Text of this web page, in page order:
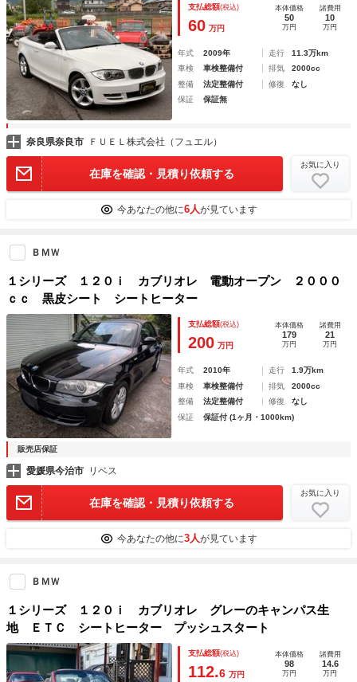
支払総額(税込)
60 万円
本体価格
50
万円
諸費用
10
万円
年式 2009年 走行
11.3万km
車検
車検整備付 排気
2000cc
整備
法定整備付 修復
なし
保証
保証無
奈良県奈良市 ＦＵＥＬ株式会社（フュエル）
在庫を確認・見積り依頼する
お気に入り
今あなたの他に6人が見ています
ＢＭＷ
１シリーズ １２０ｉ カブリオレ 電動オープン ２０００
ｃｃ 黒皮シート シートヒーター
支払総額(税込)
200 万円
本体価格
179
万円
諸費用
21
万円
年式 2010年 走行
1.9万km
車検
車検整備付 排気
2000cc
整備
法定整備付 修復
なし
保証
保証付 (1ヶ月・1000km)
販売店保証
愛媛県今治市 リベス
在庫を確認・見積り依頼する
お気に入り
今あなたの他に3人が見ています
ＢＭＷ
１シリーズ １２０ｉ カブリオレ グレーのキャンパス生
地 ＥＴＣ シートヒーター プッシュスタート
支払総額(税込)
112.6 万円
本体価格
98
万円
諸費用
14.6
万円